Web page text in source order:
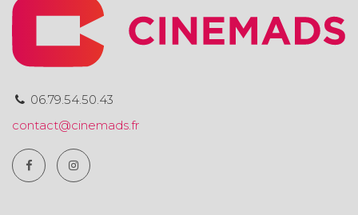
06.79.54.50.43
contact@cinemads.fr